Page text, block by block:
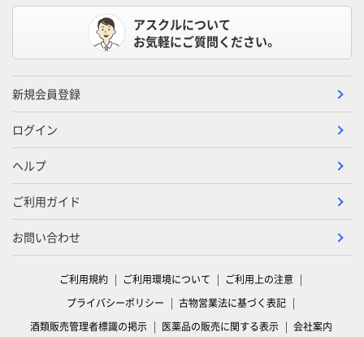
アスクルについて
お気軽にご質問ください。
新規会員登録
ログイン
ヘルプ
ご利用ガイド
お問い合わせ
ご利用規約 ご利用環境について
ご利用上の注意
プライバシーポリシー
古物営業法に基づく表記
酒類販売管理者標識の掲示
医薬品の販売に関する表示 会社案内